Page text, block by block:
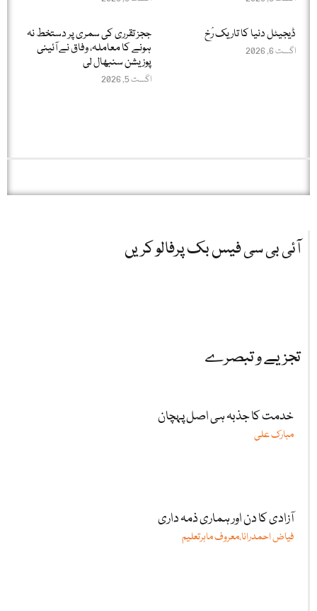
ڈیجیٹل دنیا کا تاریک رُخ
اگست 6, 2026
ججز تقرری کی سمری پر دستخط نہ
ہونے کا معاملہ، وفاق نے آئینی
پوزیشن سنبھال لی
اگست 5, 2026
آئی بی سی فیس بک پرفالو کریں
تجزیے و تبصرے
خدمت کا جذبہ ہی اصل پہچان
مبارک علی
آزادی کا دن اور ہماری ذمہ داری
فیاض احمدرانا،معروف ماہرتعلیم